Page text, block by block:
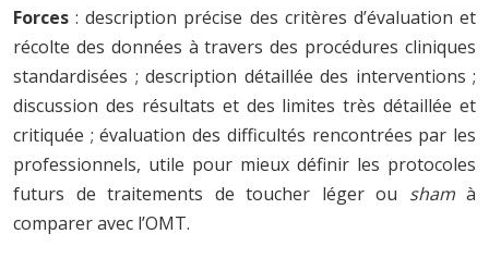
Forces : description précise des critères d’évaluation et
récolte des données à travers des procédures cliniques
standardisées ; description détaillée des interventions ;
discussion des résultats et des limites très détaillée et
critiquée ; évaluation des difficultés rencontrées par les
professionnels, utile pour mieux définir les protocoles
futurs de traitements de toucher léger ou shamà
comparer avec l’OMT.